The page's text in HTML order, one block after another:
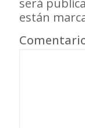
están